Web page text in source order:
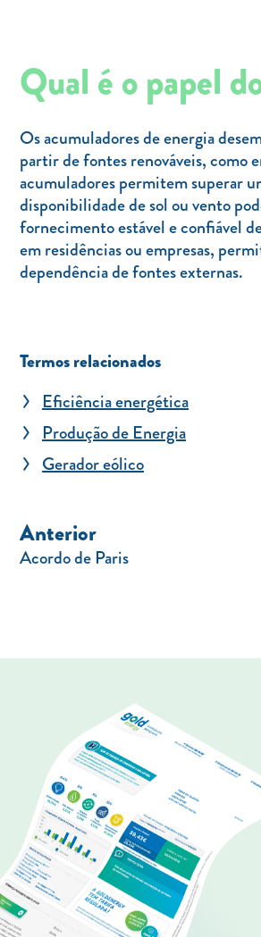
Qual é o papel
Os acumuladores de energia
partir de fontes renováveis, como
acumuladores permitem superar
disponibilidade de sol ou vento
fornecimento estável e confiável
em residências ou empresas,
dependência de fontes externas.
Termos relacionados
Eficiência energética
Produção de Energia
Gerador eólico
Anterior
Acordo de Paris